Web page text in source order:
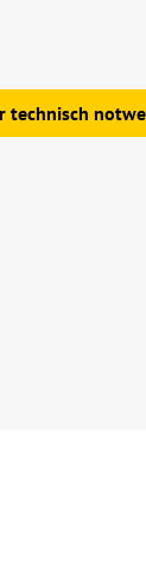
|
technisch